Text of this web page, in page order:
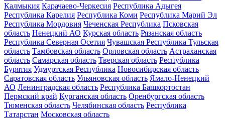
Калмыкия Карачаево-Черкесия Республика Адыгея
Республика Карелия Республика Коми Республика Марий Эл
Республика Мордовия Чеченская Республика Псковская
область Ненецкий АО Курская область Рязанская область
Республика Северная Осетия Чувашская Республика Тульская
область Тамбовская область Орловская область Астраханская
область Самарская область Тверская область Республика
Бурятия Удмуртская Республика Новосибирская область
Саратовская область Ульяновская область Ямало-Ненецкий
АО Ленинградская область Республика Башкортостан
Пермский край Курганская область Оренбургская область
Тюменская область Челябинская область Республика
Татарстан Московская область